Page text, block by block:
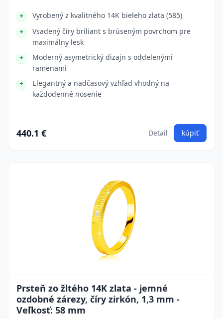
Vyrobený z kvalitného 14K bieleho zlata (585)
Vsadený číry briliant s brúseným povrchom pre
maximálny lesk
Moderný asymetrický dizajn s oddelenými
ramenami
Elegantný a nadčasový vzhľad vhodný na
každodenné nosenie
440.1 € Detail kúpiť
Prsteň zo žltého 14K zlata - jemné
ozdobné zárezy, číry zirkón, 1,3 mm -
Veľkosť: 58 mm